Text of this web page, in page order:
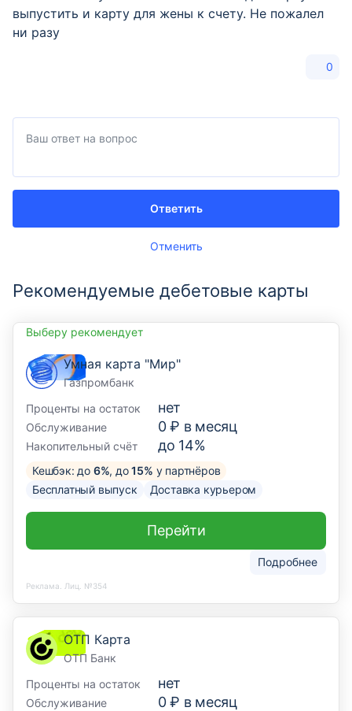
выпустить и карту для жены к счету. Не пожалел
ни разу
0
Отменить
Ответить
Рекомендуемые дебетовые карты
Выберу рекомендует
Умная карта "Мир"
Газпромбанк
Проценты на остаток
нет
Обслуживание 0 ₽ в месяц
Накопительный счёт до 14%
Кешбэк: до 6%, до15% у партнёров
Бесплатный выпуск
Доставка курьером
Подробнее
Перейти
Реклама. Лиц. №354
ОТП Карта
ОТП Банк
Проценты на остаток
нет
Обслуживание 0 ₽ в месяц